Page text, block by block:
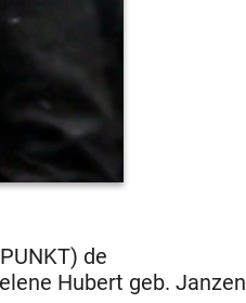
de
Hubert geb. Janzen